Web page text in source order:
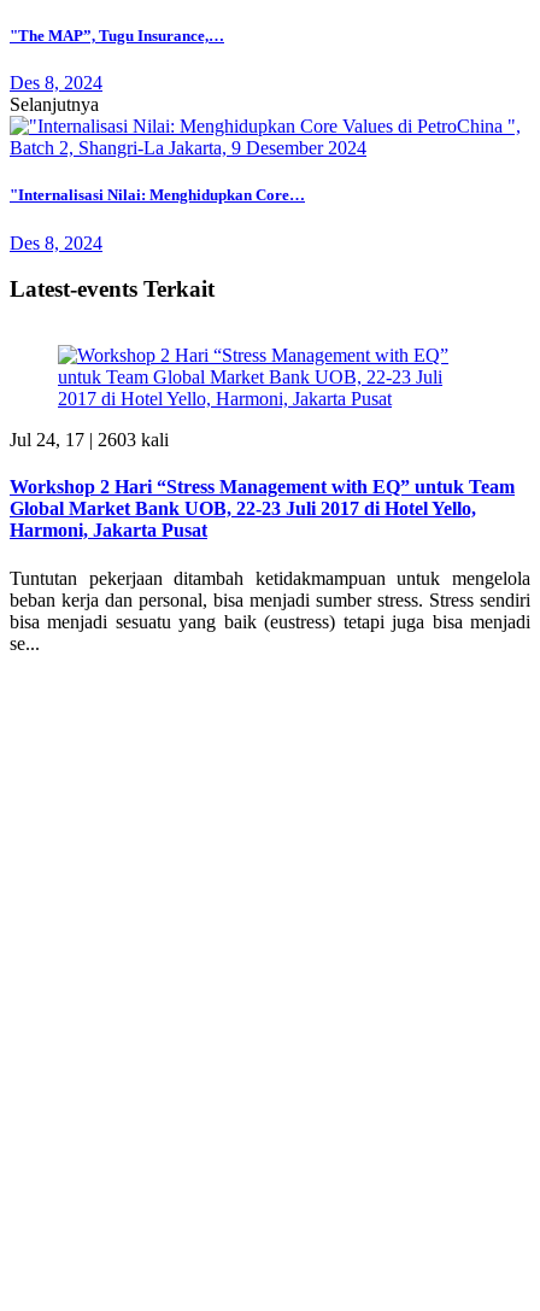
"The MAP”, Tugu Insurance,…
Des 8, 2024
Selanjutnya
"Internalisasi Nilai: Menghidupkan Core…
Des 8, 2024
Latest-events Terkait
Jul 24, 17 | 2603 kali
Workshop 2 Hari “Stress Management with EQ” untuk Team
Global Market Bank UOB, 22-23 Juli 2017 di Hotel Yello,
Harmoni, Jakarta Pusat
Tuntutan pekerjaan ditambah ketidakmampuan untuk mengelola
beban kerja dan personal, bisa menjadi sumber stress. Stress sendiri
bisa menjadi sesuatu yang baik (eustress) tetapi juga bisa menjadi
se...